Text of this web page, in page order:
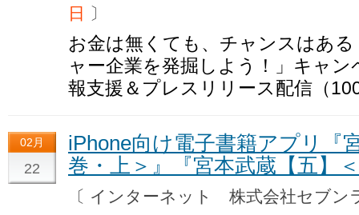
日 〕
お金は無くても、チャンスはあ
ャー企業を発掘しよう！」キャ
報支援＆プレスリリース配信（
02月
22
iPhone向け電子書籍アプリ『
巻・上＞』『宮本武蔵【五】
〔 インターネット 株式会社セブ